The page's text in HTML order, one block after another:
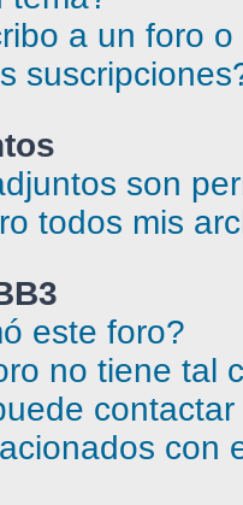
a un foro
son
todos mis
este foro?
no tiene tal
con